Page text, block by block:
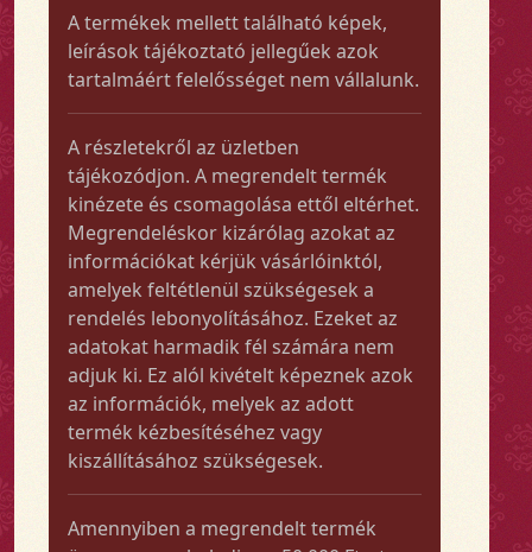
A termékek mellett található képek,
leírások tájékoztató jellegűek azok
tartalmáért felelősséget nem vállalunk.
A részletekről az üzletben
tájékozódjon. A megrendelt termék
kinézete és csomagolása ettől eltérhet.
Megrendeléskor kizárólag azokat az
információkat kérjük vásárlóinktól,
amelyek feltétlenül szükségesek a
rendelés lebonyolításához. Ezeket az
adatokat harmadik fél számára nem
adjuk ki. Ez alól kivételt képeznek azok
az információk, melyek az adott
termék kézbesítéséhez vagy
kiszállításához szükségesek.
Amennyiben a megrendelt termék